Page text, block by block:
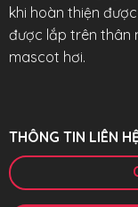
khi hoàn thiện
được lắp trên thân
mascot hơi.
THÔNG TIN LIÊN